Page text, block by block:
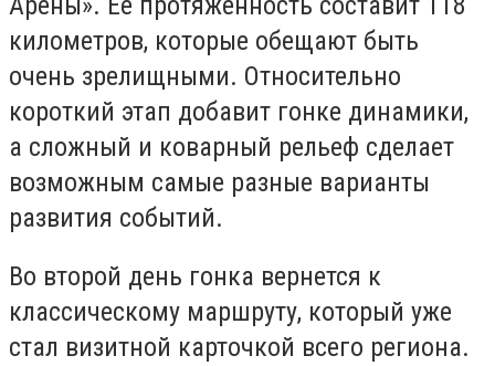
километров, которые обещают быть
очень зрелищными. Относительно
короткий этап добавит гонке динамики,
а сложный и коварный рельеф сделает
возможным самые разные варианты
развития событий.
Во второй день гонка вернется к
классическому маршруту, который уже
стал визитной карточкой всего региона.